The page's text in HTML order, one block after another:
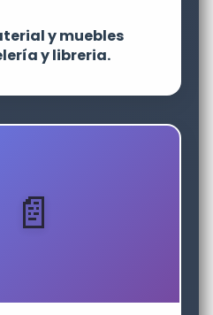
y muebles
y libreria.